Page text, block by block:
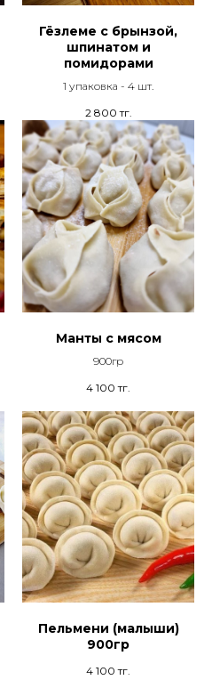
Гёзлеме с брынзой,
шпинатом и
помидорами
1 упаковка - 4 шт.
2 800 тг.
Манты с мясом
900гр
4 100 тг.
Пельмени (малыши)
900гр
4 100 тг.